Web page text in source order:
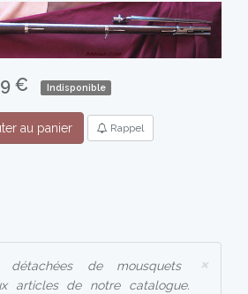
€ Indisponible
au panier Rappel
×
de mousquets
articles de notre catalogue.